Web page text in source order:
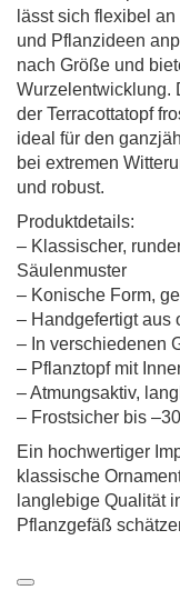
lässt sich flexibel
und Pflanzideen
nach Größe und
Wurzelentwicklung.
der Terracottatopf
ideal für den
bei extremen
und robust.
Produktdetails:
– Klassischer,
Säulenmuster
– Konische Form,
– Handgefertigt aus
– In verschiedenen
– Pflanztopf mit
– Atmungsaktiv,
– Frostsicher bis
Ein hochwertiger
klassische
langlebige Qualität
Pflanzgefäß